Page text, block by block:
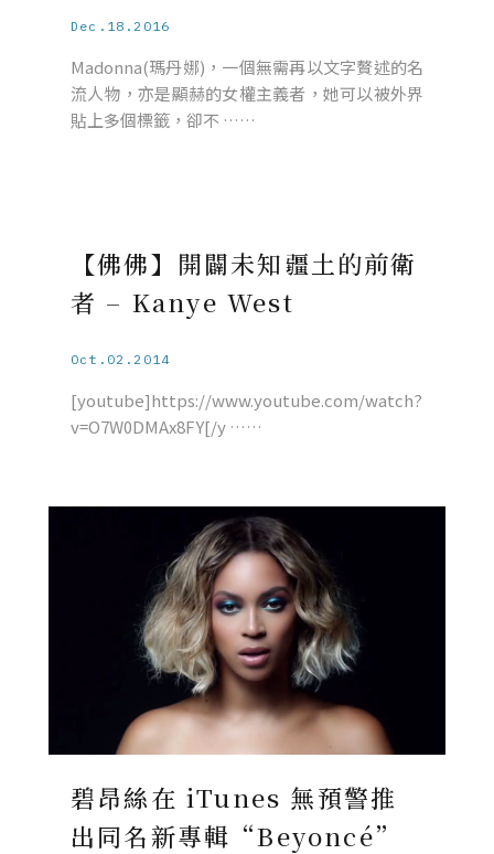
Dec.18.2016
Madonna(瑪丹娜)，一個無需再以文字贅述的名
流人物，亦是顯赫的女權主義者，她可以被外界
貼上多個標籤，卻不 ……
【佛佛】開闢未知疆土的前衛
者 – Kanye West
Oct.02.2014
[youtube]https://www.youtube.com/watch?
v=O7W0DMAx8FY[/y ……
碧昂絲在 iTunes 無預警推
出同名新專輯“Beyoncé”